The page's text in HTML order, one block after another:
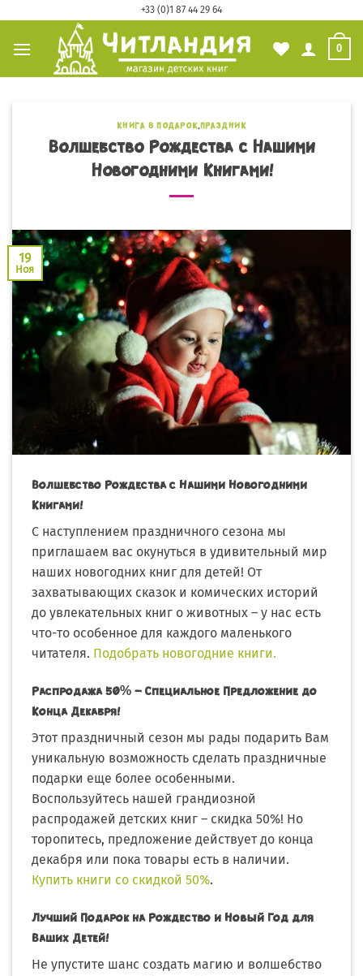
content
+33 (0)1 87 44 29 64
0
КНИГА В ПОДАРОК,ПРАЗДНИК
Волшебство Рождества с Нашими
Новогодними Книгами!
19
Ноя
Волшебство Рождества с Нашими Новогодними
Книгами!
С наступлением праздничного сезона мы
приглашаем вас окунуться в удивительный мир
наших новогодних книг для детей! От
захватывающих сказок и комических историй
до увлекательных книг о животных – у нас есть
что-то особенное для каждого маленького
читателя. Подобрать новогодние книги.
Распродажа 50% – Специальное Предложение до
Конца Декабря!
Этот праздничный сезон мы рады подарить Вам
уникальную возможность сделать праздничные
подарки еще более особенными.
Воспользуйтесь нашей грандиозной
распродажей детских книг – скидка 50%! Но
торопитесь, предложение действует до конца
декабря или пока товары есть в наличии.
Купить книги со скидкой 50%.
Лучший Подарок на Рождество и Новый Год для
Ваших Детей!
Не упустите шанс создать магию и волшебство